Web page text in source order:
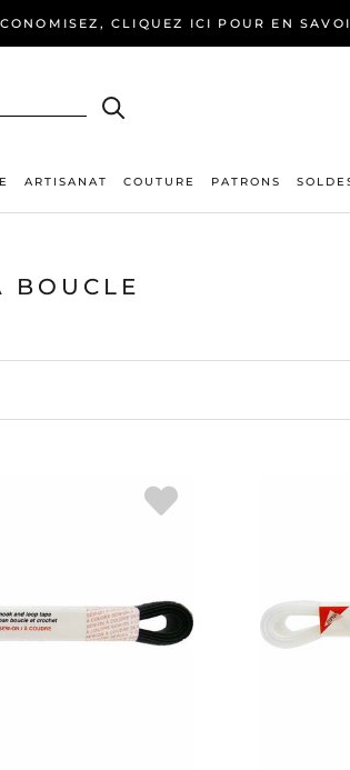
CLIQUEZ ICI POUR EN
ARTISANAT COUTURE PATRONS
BOUCLE